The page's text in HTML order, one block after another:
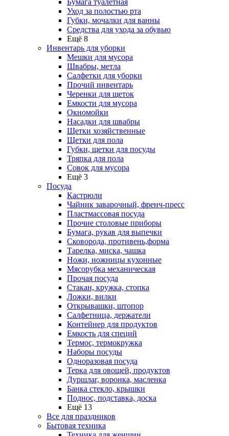
Бумага туалетная
Уход за полостью рта
Губки, мочалки для ванны
Средства для ухода за обувью
Ещё 8
Инвентарь для уборки
Мешки для мусора
Швабры, метла
Салфетки для уборки
Прочий инвентарь
Черенки для щеток
Емкости для мусора
Окномойки
Насадки для швабры
Щетки хозяйственные
Щетки для пола
Губки, щетки для посуды
Тряпка для пола
Совок для мусора
Ещё 3
Посуда
Кастрюли
Чайник заварочный, френч-пресс
Пластмассовая посуда
Прочие столовые приборы
Бумага, рукав для выпечки
Сковорода, противень,форма
Тарелка, миска, чашка
Ножи, ножницы кухонные
Мясорубка механическая
Прочая посуда
Стакан, кружка, стопка
Ложки, вилки
Открывашки, штопор
Салфетница, держатели
Контейнер для продуктов
Емкость для специй
Термос, термокружка
Наборы посуды
Одноразовая посуда
Терка для овощей, продуктов
Дуршлаг, воронка, масленка
Банка стекло, крышки
Поднос, подставка, доска
Ещё 13
Все для праздников
Бытовая техника